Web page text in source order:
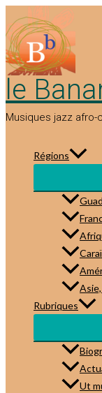
au
contenu
le
Musiques jazz afro-
Régions
Rubriques
Ut